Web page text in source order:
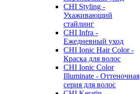
CHI Styling -
Ухаживающий
стайлинг
CHI Infra -
Ежедневный уход
CHI Ionic Hair Color -
Краска для волос
CHI Ionic Color
Illuminate - Оттеночная
серия для волос